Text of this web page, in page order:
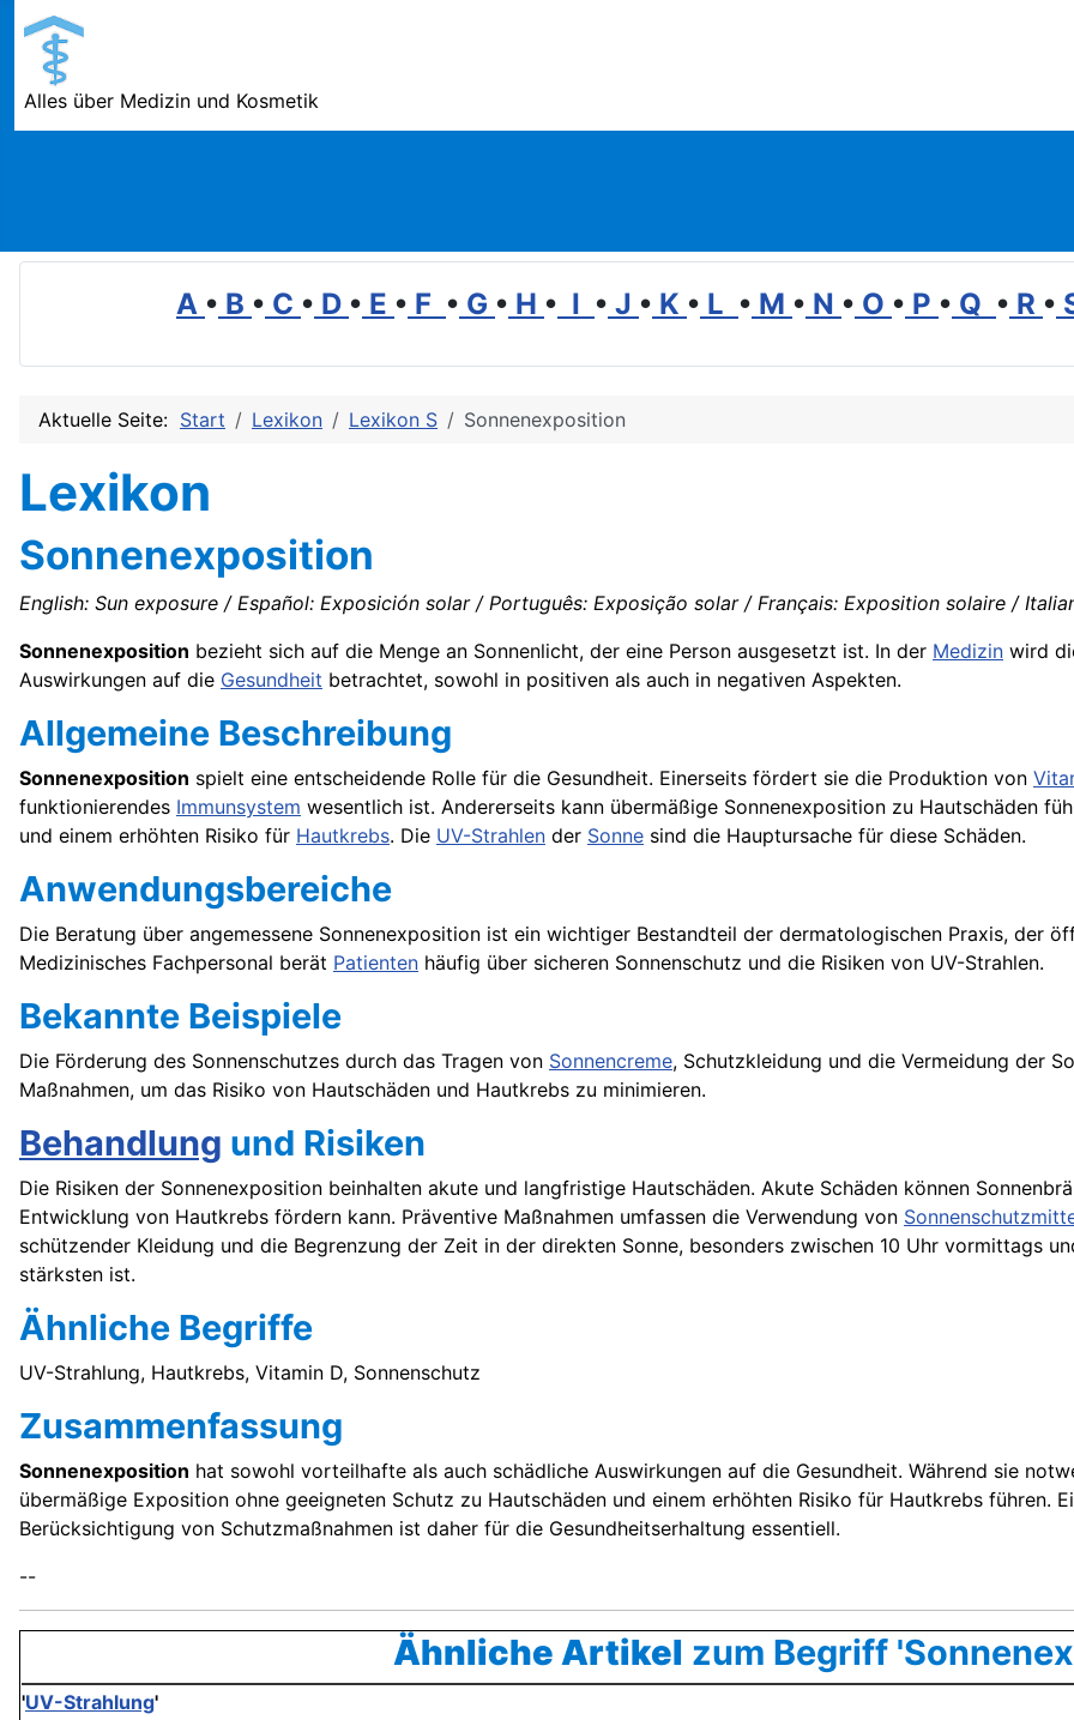
Alles über Medizin und Kosmetik
A • B • C • D • E • F • G • H • I • J • K • L • M • N • O • P • Q • R •
Aktuelle Seite: Start Lexikon Lexikon S Sonnenexposition
Lexikon
Sonnenexposition
English: Sun exposure / Español: Exposición solar / Português: Exposição solar / Français: Exposition solaire /
Sonnenexposition bezieht sich auf die Menge an Sonnenlicht, der eine Person ausgesetzt ist. In der Medizin wird
Auswirkungen auf die Gesundheit betrachtet, sowohl in positiven als auch in negativen Aspekten.
Allgemeine Beschreibung
Sonnenexposition spielt eine entscheidende Rolle für die Gesundheit. Einerseits fördert sie die Produktion von
funktionierendes Immunsystem wesentlich ist. Andererseits kann übermäßige Sonnenexposition zu Hautschäden
und einem erhöhten Risiko für Hautkrebs. Die UV-Strahlen der Sonne sind die Hauptursache für diese Schäden.
Anwendungsbereiche
Die Beratung über angemessene Sonnenexposition ist ein wichtiger Bestandteil der dermatologischen Praxis, der
Medizinisches Fachpersonal berät Patienten häufig über sicheren Sonnenschutz und die Risiken von UV-Strahlen.
Bekannte Beispiele
Die Förderung des Sonnenschutzes durch das Tragen von Sonnencreme, Schutzkleidung und die Vermeidung der
Maßnahmen, um das Risiko von Hautschäden und Hautkrebs zu minimieren.
Behandlung und Risiken
Die Risiken der Sonnenexposition beinhalten akute und langfristige Hautschäden. Akute Schäden können
Entwicklung von Hautkrebs fördern kann. Präventive Maßnahmen umfassen die Verwendung von
schützender Kleidung und die Begrenzung der Zeit in der direkten Sonne, besonders zwischen 10 Uhr vormittags
stärksten ist.
Ähnliche Begriffe
UV-Strahlung, Hautkrebs, Vitamin D, Sonnenschutz
Zusammenfassung
Sonnenexposition hat sowohl vorteilhafte als auch schädliche Auswirkungen auf die Gesundheit. Während sie
übermäßige Exposition ohne geeigneten Schutz zu Hautschäden und einem erhöhten Risiko für Hautkrebs führen.
Berücksichtigung von Schutzmaßnahmen ist daher für die Gesundheitserhaltung essentiell.
--
Ähnliche Artikel zum Begriff
'UV-Strahlung'